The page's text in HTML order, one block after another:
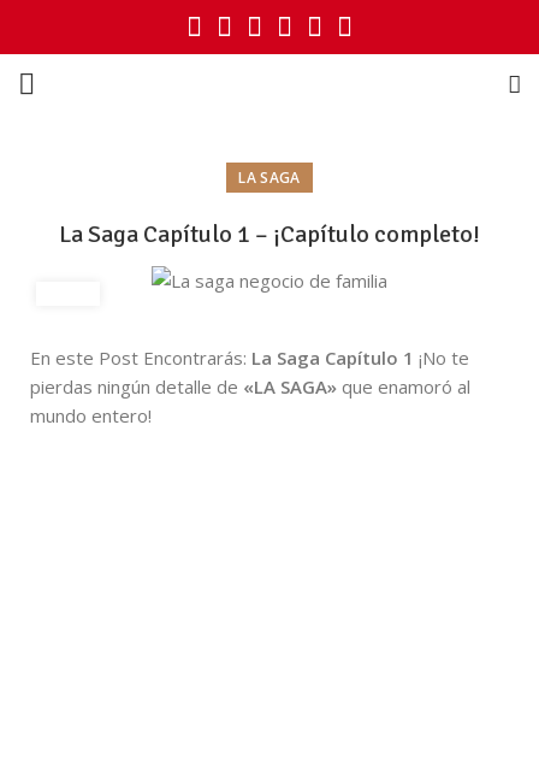
LA SAGA
La Saga Capítulo 1 – ¡Capítulo completo!
En este Post Encontrarás: La Saga Capítulo 1 ¡No te
pierdas ningún detalle de «LA SAGA» que enamoró al
mundo entero!